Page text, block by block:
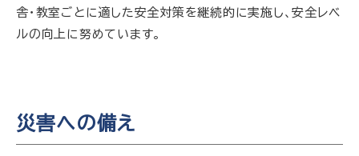
舎・教室ごとに適した安全対策を継続的に実施し、安全レベ
ルの向上に努めています。
災害への備え